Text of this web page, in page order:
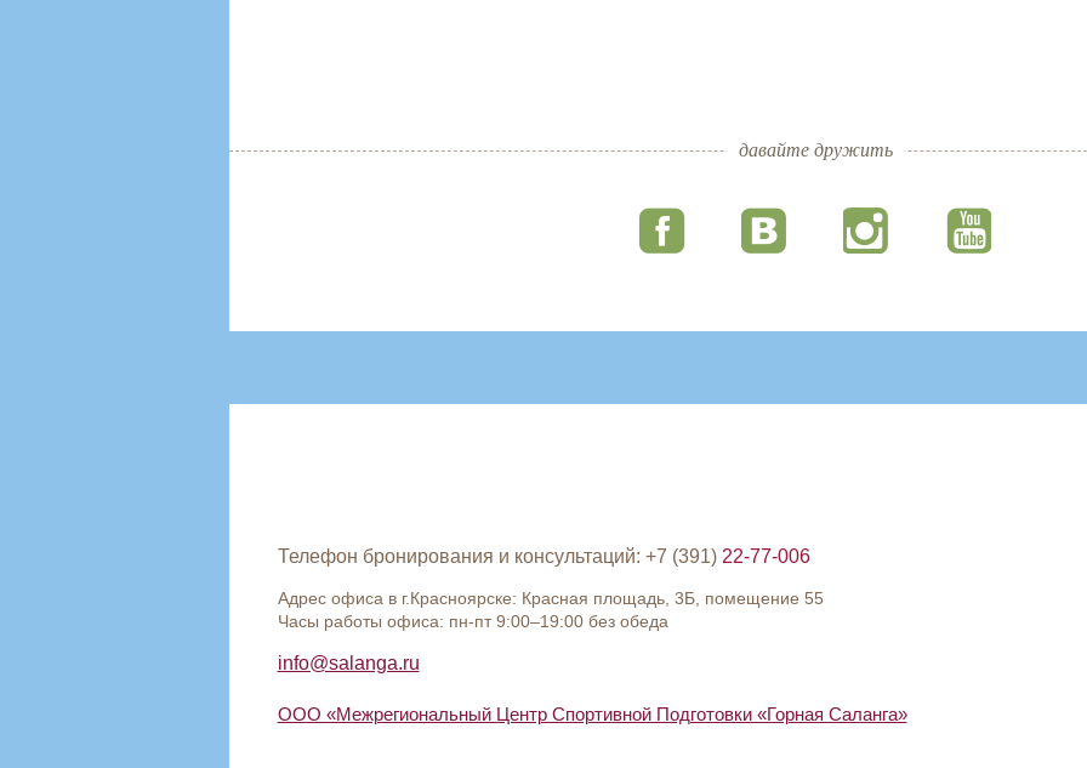
давайте дружить
Телефон бронирования и консультаций: +7 (391) 22-77-006
Адрес офиса в г.Красноярске: Красная площадь, 3Б, помещение 55
Часы работы офиса: пн-пт 9:00–19:00 без обеда
info@salanga.ru
ООО «Межрегиональный Центр Спортивной Подготовки «Горная Саланга»